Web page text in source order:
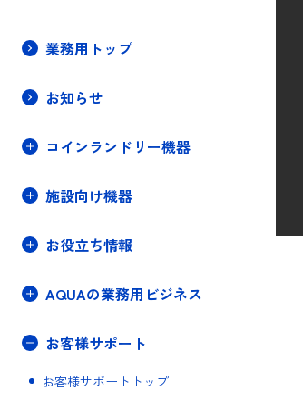
コインランドリー・施設向け機器
業務用トップ
お知らせ
コインランドリー機器
施設向け機器
お役立ち情報
AQUAの業務用ビジネス
お客様サポート
お客様サポートトップ